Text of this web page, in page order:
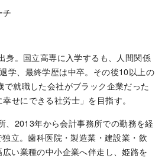
チ
身。国立高専に入学するも、人間関係
学、最終学歴は中卒。その後10以上の
で就職した会社がブラック企業だった
せにできる社労士」を目指す。
、2013年から会計事務所での勤務を経
立。歯科医院・製造業・建設業・飲
い業種の中小企業へ伴走し、姫路を